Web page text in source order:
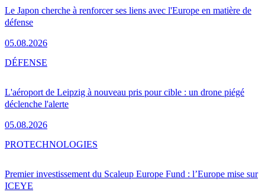
Le Japon cherche à renforcer ses liens avec l'Europe en matière de
défense
05.08.2026
L'aéroport de Leipzig à nouveau pris pour cible : un drone piégé
déclenche l'alerte
05.08.2026
DÉFENSE
Premier investissement du Scaleup Europe Fund : l’Europe mise sur
ICEYE
PROTECHNOLOGIES